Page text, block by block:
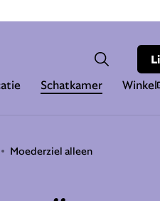
Schatkamer Winkel
Zoeken
Moederziel alleen